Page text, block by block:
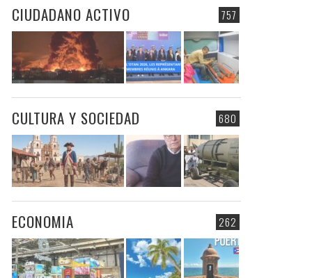
757
CIUDADANO ACTIVO
680
CULTURA Y SOCIEDAD
262
ECONOMIA